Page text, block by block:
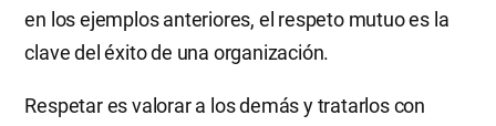
en los ejemplos anteriores, el respeto mutuo es la
clave del éxito de una organización.
Respetar es valorar a los demás y tratarlos con